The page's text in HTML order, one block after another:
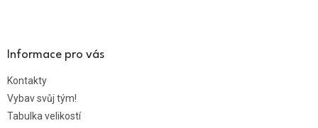
Informace pro vás
Kontakty
Vybav svůj tým!
Tabulka velikostí